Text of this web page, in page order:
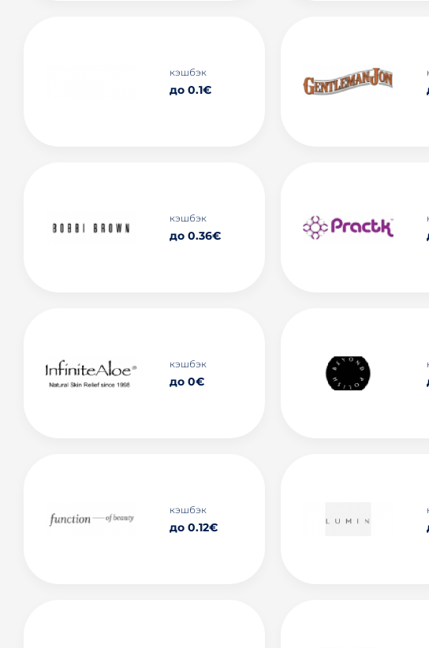
кэшбэк
до 0.1€
кэшбэк
до 0.36€
кэшбэк
до 0€
кэшбэк
до 0.12€